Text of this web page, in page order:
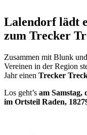
Lalendorf lädt
zum Trecker
Zusammen mit Blunk
Vereinen in der Region
Jahr einen Trecker
Los geht’s am Samstag,
im Ortsteil Raden,